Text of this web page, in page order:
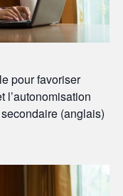
pour favoriser
l’autonomisation
(anglais)